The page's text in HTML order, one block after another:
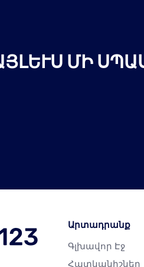
ՄԻ
Արտադրանք
Գլխավոր Էջ
Հատկանիշներ